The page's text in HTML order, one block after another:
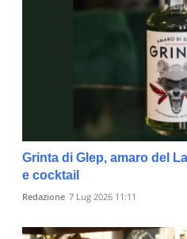
Grinta di Glep, amaro del
e cocktail
Redazione 7 Lug 2026 11:11